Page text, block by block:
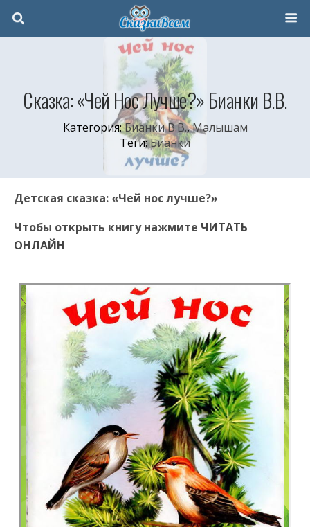
Сказка: «Чей Нос Лучше?» Бианки В.В.
Категория:Бианки В.В.,Малышам
Теги:Бианки
Детская сказка: «Чей нос лучше?»
Чтобы открыть книгу нажмите ЧИТАТЬ
ОНЛАЙН